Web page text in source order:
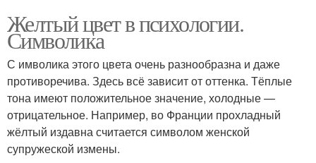
Желтый цвет в психологии.
Символика
С имволика этого цвета очень разнообразна и даже
противоречива. Здесь всё зависит от оттенка. Тёплые
тона имеют положительное значение, холодные —
отрицательное. Например, во Франции прохладный
жёлтый издавна считается символом женской
супружеской измены.